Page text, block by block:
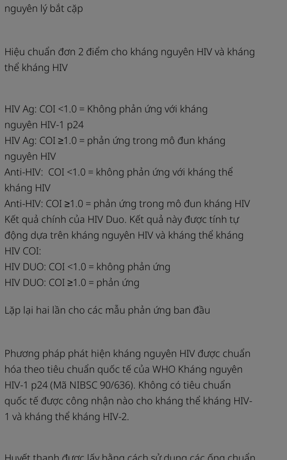
nguyên lý bắt cặp
Hiệu chuẩn đơn 2 điểm cho kháng nguyên HIV và kháng
thể kháng HIV
HIV Ag: COI <1.0 = Không phản ứng với kháng
nguyên HIV-1 p24
HIV Ag: COI ≥1.0 = phản ứng trong mô đun kháng
nguyên HIV
Anti-HIV: COI <1.0 = không phản ứng với kháng thể
kháng HIV
Anti-HIV: COI ≥1.0 = phản ứng trong mô đun kháng HIV
Kết quả chính của HIV Duo. Kết quả này được tính tự
động dựa trên kháng nguyên HIV và kháng thể kháng
HIV COI:
HIV DUO: COI <1.0 = không phản ứng
HIV DUO: COI ≥1.0 = phản ứng
Lặp lại hai lần cho các mẫu phản ứng ban đầu
Phương pháp phát hiện kháng nguyên HIV được chuẩn
hóa theo tiêu chuẩn quốc tế của WHO Kháng nguyên
HIV-1 p24 (Mã NIBSC 90/636). Không có tiêu chuẩn
quốc tế được công nhận nào cho kháng thể kháng HIV-
1 và kháng thể kháng HIV-2.